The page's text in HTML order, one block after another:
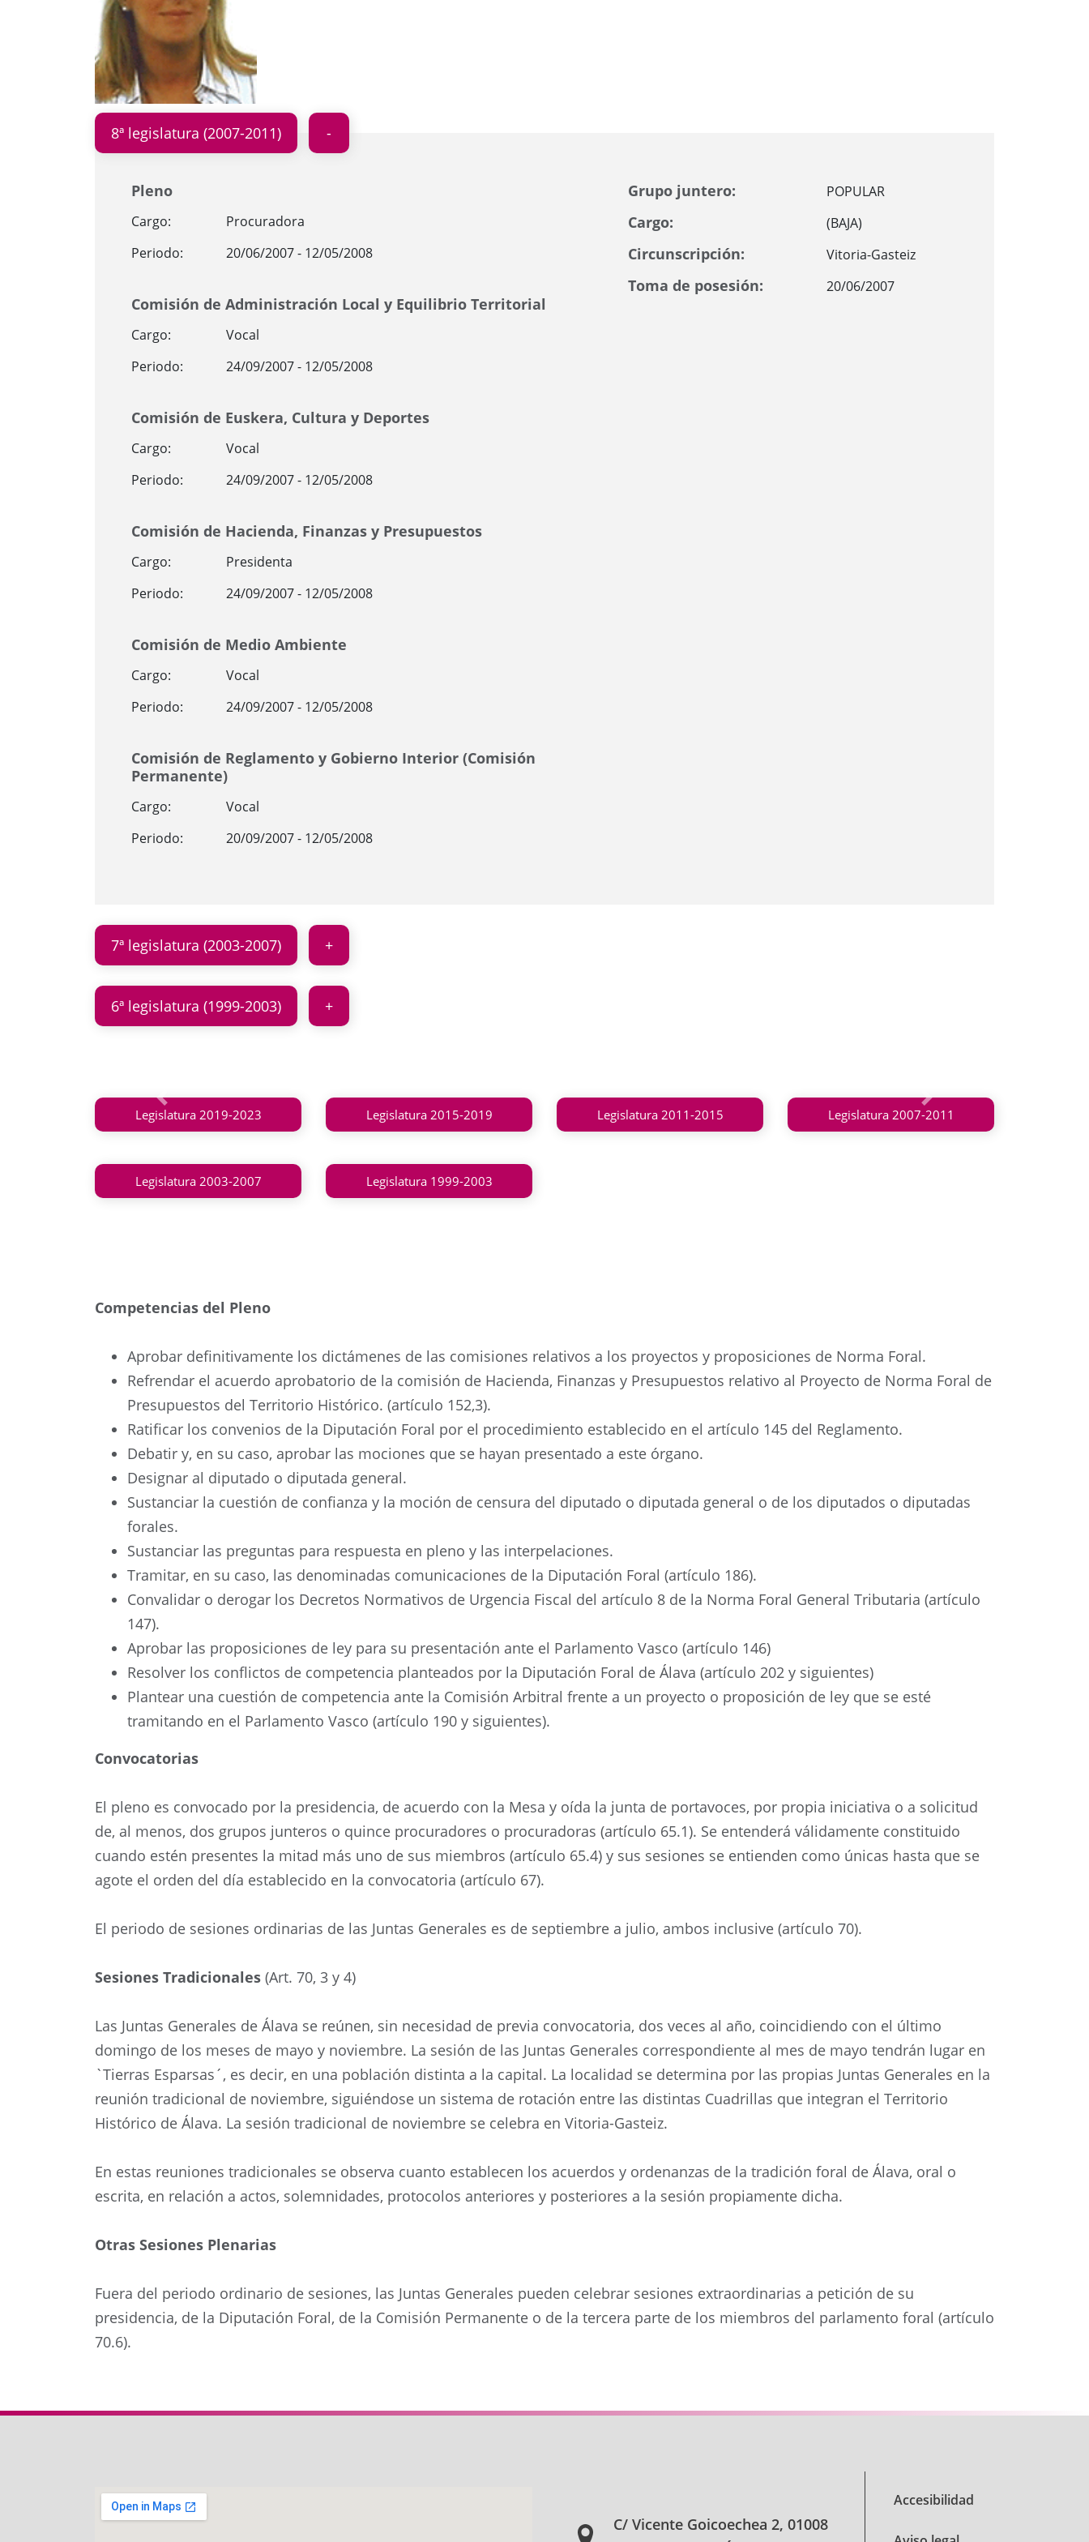
8ª legislatura (2007-2011)
Pleno
Cargo:
Procuradora
Periodo:
20/06/2007 - 12/05/2008
Comisión de Administración Local y Equilibrio Territorial
Cargo:
Vocal
Periodo:
24/09/2007 - 12/05/2008
Comisión de Euskera, Cultura y Deportes
Cargo:
Vocal
Periodo:
24/09/2007 - 12/05/2008
Comisión de Hacienda, Finanzas y Presupuestos
Cargo:
Presidenta
Periodo:
24/09/2007 - 12/05/2008
Comisión de Medio Ambiente
Cargo:
Vocal
Periodo:
24/09/2007 - 12/05/2008
Comisión de Reglamento y Gobierno Interior (Comisión
Permanente)
Cargo:
Vocal
Periodo:
20/09/2007 - 12/05/2008
Grupo juntero: POPULAR
Cargo: (BAJA)
Circunscripción: Vitoria-Gasteiz
Toma de posesión: 20/06/2007
7ª legislatura (2003-2007)
6ª legislatura (1999-2003)
Anterior Siguiente
Legislatura 2019-2023 Legislatura 2015-2019 Legislatura 2011-2015 Legislatura 2007-2011
Legislatura 2003-2007 Legislatura 1999-2003
Competencias del Pleno
Aprobar definitivamente los dictámenes de las comisiones relativos a los proyectos y proposiciones de Norma Foral.
Refrendar el acuerdo aprobatorio de la comisión de Hacienda, Finanzas y Presupuestos relativo al Proyecto de Norma Foral de
Presupuestos del Territorio Histórico. (artículo 152,3).
Ratificar los convenios de la Diputación Foral por el procedimiento establecido en el artículo 145 del Reglamento.
Debatir y, en su caso, aprobar las mociones que se hayan presentado a este órgano.
Designar al diputado o diputada general.
Sustanciar la cuestión de confianza y la moción de censura del diputado o diputada general o de los diputados o diputadas
forales.
Sustanciar las preguntas para respuesta en pleno y las interpelaciones.
Tramitar, en su caso, las denominadas comunicaciones de la Diputación Foral (artículo 186).
Convalidar o derogar los Decretos Normativos de Urgencia Fiscal del artículo 8 de la Norma Foral General Tributaria (artículo
147).
Aprobar las proposiciones de ley para su presentación ante el Parlamento Vasco (artículo 146)
Resolver los conflictos de competencia planteados por la Diputación Foral de Álava (artículo 202 y siguientes)
Plantear una cuestión de competencia ante la Comisión Arbitral frente a un proyecto o proposición de ley que se esté
tramitando en el Parlamento Vasco (artículo 190 y siguientes).
Convocatorias
El pleno es convocado por la presidencia, de acuerdo con la Mesa y oída la junta de portavoces, por propia iniciativa o a solicitud
de, al menos, dos grupos junteros o quince procuradores o procuradoras (artículo 65.1). Se entenderá válidamente constituido
cuando estén presentes la mitad más uno de sus miembros (artículo 65.4) y sus sesiones se entienden como únicas hasta que se
agote el orden del día establecido en la convocatoria (artículo 67).
El periodo de sesiones ordinarias de las Juntas Generales es de septiembre a julio, ambos inclusive (artículo 70).
Sesiones Tradicionales (Art. 70, 3 y 4)
Las Juntas Generales de Álava se reúnen, sin necesidad de previa convocatoria, dos veces al año, coincidiendo con el último
domingo de los meses de mayo y noviembre. La sesión de las Juntas Generales correspondiente al mes de mayo tendrán lugar en
`Tierras Esparsas´, es decir, en una población distinta a la capital. La localidad se determina por las propias Juntas Generales en la
reunión tradicional de noviembre, siguiéndose un sistema de rotación entre las distintas Cuadrillas que integran el Territorio
Histórico de Álava. La sesión tradicional de noviembre se celebra en Vitoria-Gasteiz.
En estas reuniones tradicionales se observa cuanto establecen los acuerdos y ordenanzas de la tradición foral de Álava, oral o
escrita, en relación a actos, solemnidades, protocolos anteriores y posteriores a la sesión propiamente dicha.
Otras Sesiones Plenarias
Fuera del periodo ordinario de sesiones, las Juntas Generales pueden celebrar sesiones extraordinarias a petición de su
presidencia, de la Diputación Foral, de la Comisión Permanente o de la tercera parte de los miembros del parlamento foral (artículo
70.6).
C/ Vicente Goicoechea 2, 01008
Accesibilidad